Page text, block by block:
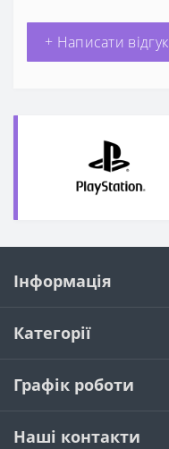
+ Написати відгук
Інформація
Категорії
Графік роботи
Наші контакти